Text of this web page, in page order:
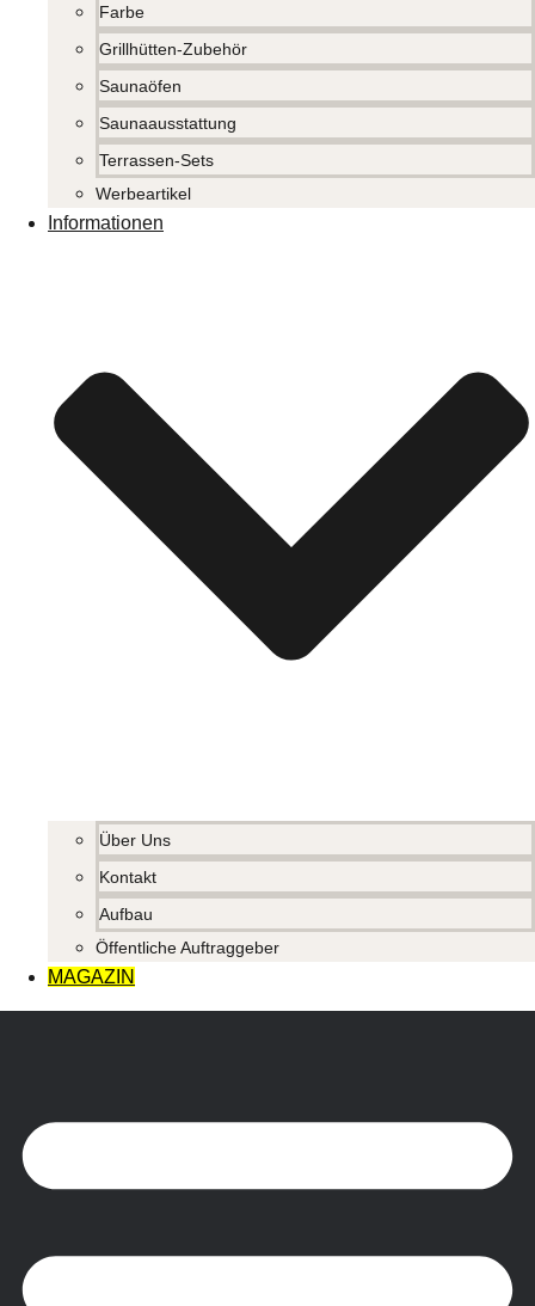
Farbe
Grillhütten-Zubehör
Saunaöfen
Saunaausstattung
Terrassen-Sets
Werbeartikel
Informationen
Über Uns
Kontakt
Aufbau
Öffentliche Auftraggeber
MAGAZIN